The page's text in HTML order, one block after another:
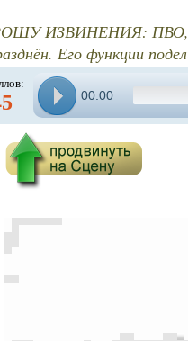
ИЗВИНЕНИЯ: ПВО,
Его функции
00:00